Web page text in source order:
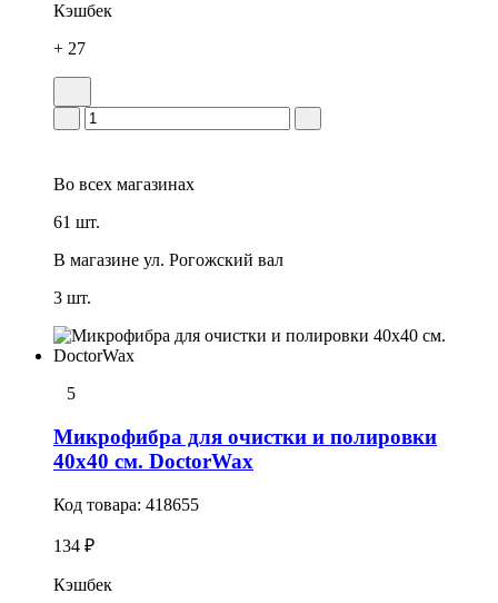
Кэшбек
+ 27
Во всех магазинах
61 шт.
В магазине ул. Рогожский вал
3 шт.
5
Микрофибра для очистки и полировки
40x40 см. DoctorWax
Код товара: 418655
134 ₽
Кэшбек